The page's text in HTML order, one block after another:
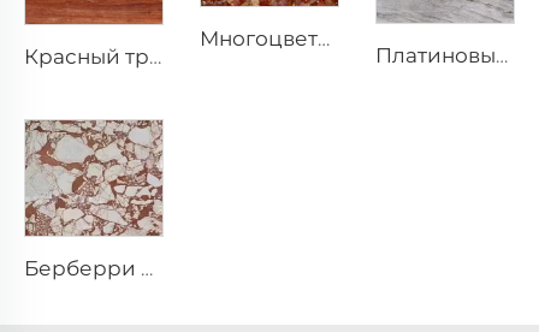
Красный травертин, природный пористый травертин, плита
Многоцветный красный яспер, полудрагоценный камень, слэб драгоценного камня
Платиновый серо-белый натуральный каменный мрамор с многослойной волнистой серой текстурой
Берберри Белый природный камень мрамор с нерегулярным красно-коричневым узором